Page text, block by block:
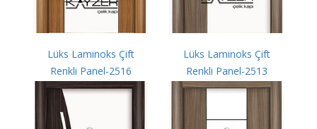
Lüks Laminoks Çift
Renkli Panel-2516
Lüks Laminoks Çift
Renkli Panel-2513